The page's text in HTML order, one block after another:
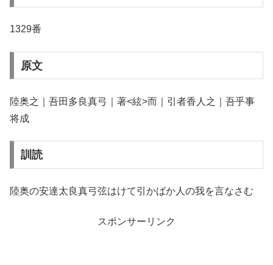
1329番
原文
陸奥之｜吾田多良真弓｜著<絃>而｜引者香人之｜吾乎事
将成
訓読
陸奥の安達太良真弓弦はけて引かばか人の我を言なさむ
スポンサーリンク